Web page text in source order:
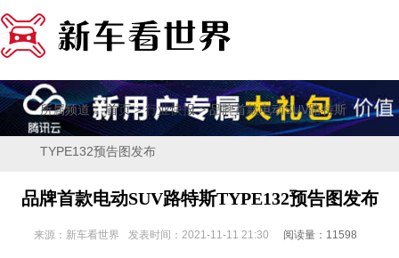
所属频道：首页>行业快报> 品牌首款电动SUV路特斯
TYPE132预告图发布
品牌首款电动SUV路特斯TYPE132预告图发布
来源：新车看世界 发表时间：2021-11-11 21:30 阅读量：11598